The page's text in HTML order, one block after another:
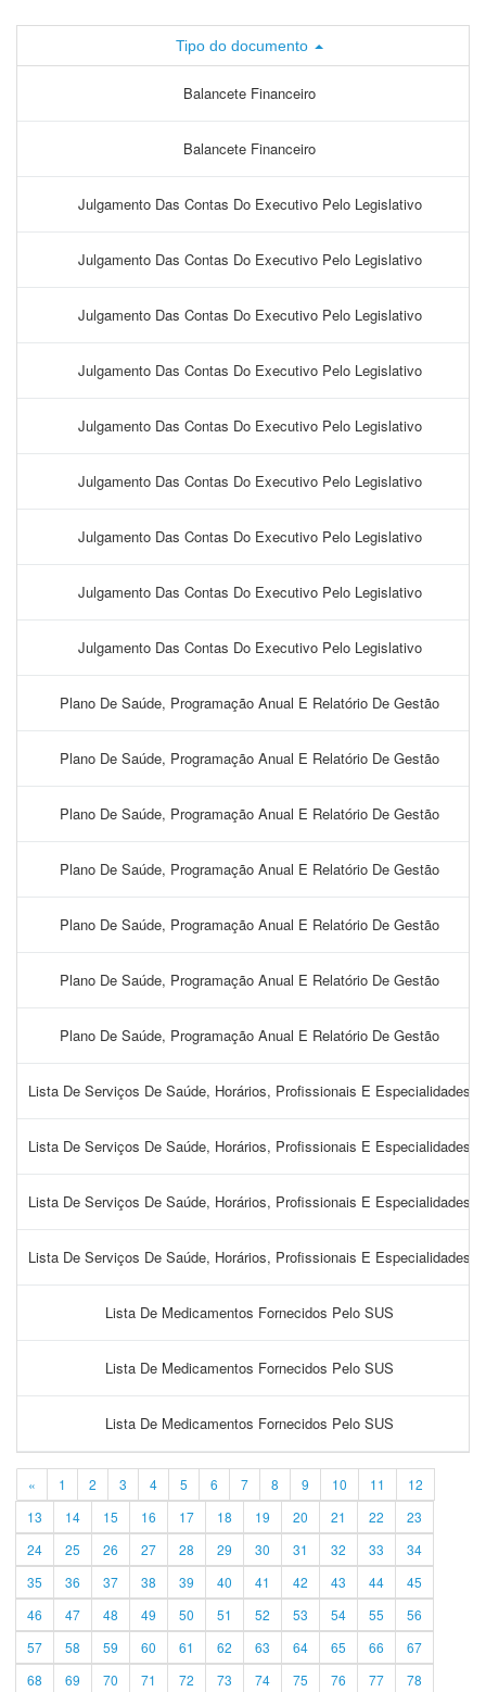
Tipo do documento
Balancete Financeiro
Balancete Financeiro
Julgamento Das Contas Do Executivo Pelo Legislativo
Julgamento Das Contas Do Executivo Pelo Legislativo
Julgamento Das Contas Do Executivo Pelo Legislativo
Julgamento Das Contas Do Executivo Pelo Legislativo
Julgamento Das Contas Do Executivo Pelo Legislativo
Julgamento Das Contas Do Executivo Pelo Legislativo
Julgamento Das Contas Do Executivo Pelo Legislativo
Julgamento Das Contas Do Executivo Pelo Legislativo
Julgamento Das Contas Do Executivo Pelo Legislativo
Plano De Saúde, Programação Anual E Relatório De Gestão
Plano De Saúde, Programação Anual E Relatório De Gestão
Plano De Saúde, Programação Anual E Relatório De Gestão
Plano De Saúde, Programação Anual E Relatório De Gestão
Plano De Saúde, Programação Anual E Relatório De Gestão
Plano De Saúde, Programação Anual E Relatório De Gestão
Plano De Saúde, Programação Anual E Relatório De Gestão
Lista De Serviços De Saúde, Horários, Profissionais E Especialidades
Lista De Serviços De Saúde, Horários, Profissionais E Especialidades
Lista De Serviços De Saúde, Horários, Profissionais E Especialidades
Lista De Serviços De Saúde, Horários, Profissionais E Especialidades
Lista De Medicamentos Fornecidos Pelo SUS
Lista De Medicamentos Fornecidos Pelo SUS
Lista De Medicamentos Fornecidos Pelo SUS
« 1 2 3 4 5 6 7 8 9 10 11
12
13
14 15 16 17 18 19 20 21 22
23
24
25 26 27 28 29 30 31 32 33
34
35
36 37 38 39 40 41 42 43 44
45
46
47 48 49 50 51 52 53 54 55
56
57
58 59 60 61 62 63 64 65 66
67
68
69 70 71 72 73 74 75 76 77 78